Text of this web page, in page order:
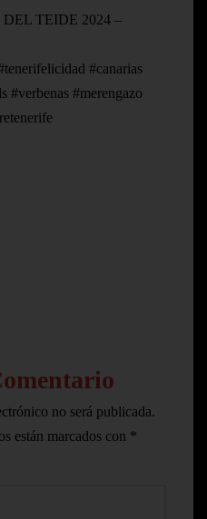
TEIDE 2024 –
#canarias
#verbenas #merengazo
no será publicada.
están marcados con *